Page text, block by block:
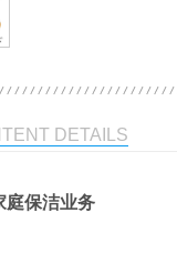
DETAILS
庭保洁业务